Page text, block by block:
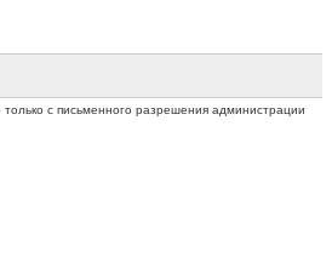
с письменного разрешения администрации